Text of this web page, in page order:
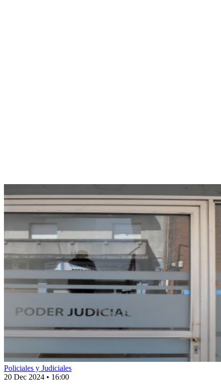
Policiales y Judiciales
20 Dec 2024 • 16:00